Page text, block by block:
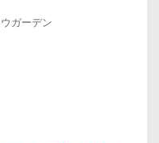
ガーデン